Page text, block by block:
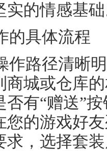
实的情感基
的具体流程
作路径清晰
商城或仓库
否有“赠送”
您的游戏好
求，选择套